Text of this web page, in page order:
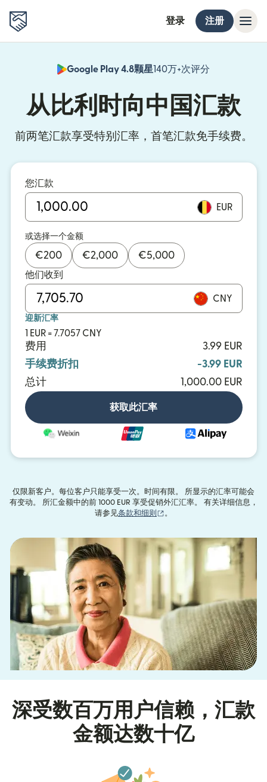
登录 注册
Google Play 4.8颗星140万+次评分
从比利时向中国汇款
前两笔汇款享受特别汇率，首笔汇款免手续费。
您汇款
EUR
或选择一个金额
€200 €2,000 €5,000
他们收到
CNY
迎新汇率
1 EUR = 7.7057 CNY
费用
3.99 EUR
手续费折扣
-3.99 EUR
总计
1,000.00 EUR
获取此汇率
仅限新客户。每位客户只能享受一次。时间有限。 所显示的汇率可能会
有变动。 所汇金额中的前 1000 EUR 享受促销外汇汇率。 有关详细信息，
请参见条款和细则 。
深受数百万用户信赖，汇款
金额达数十亿